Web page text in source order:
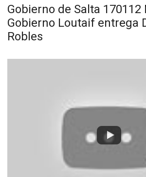
Gobierno de Salta 170112
Gobierno Loutaif entrega
Robles